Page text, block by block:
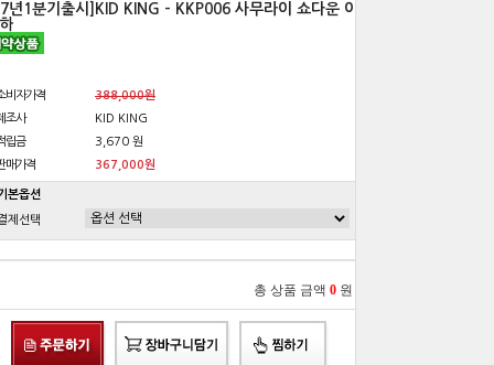
년1분기출시]KID KING - KKP006 사무라이 쇼다운 이
비자가격
388,000원
조사
KID KING
립금
3,670 원
매가격
367,000원
본옵션
제선택
총 상품 금액 0 원